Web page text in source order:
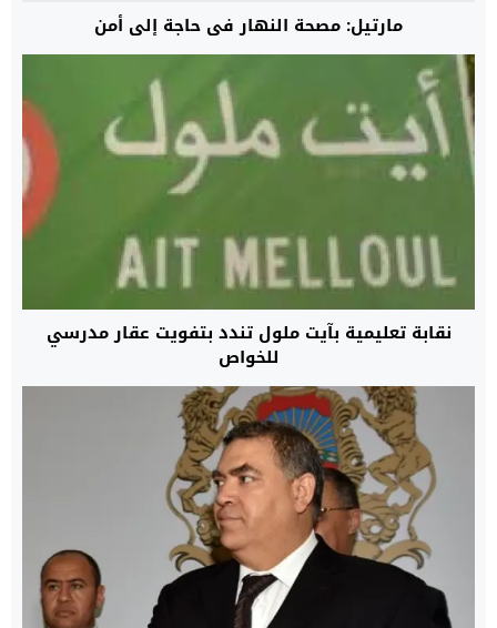
مارتيل: مصحة النهار في حاجة إلى أمن
نقابة تعليمية بآيت ملول تندد بتفويت عقار مدرسي
للخواص